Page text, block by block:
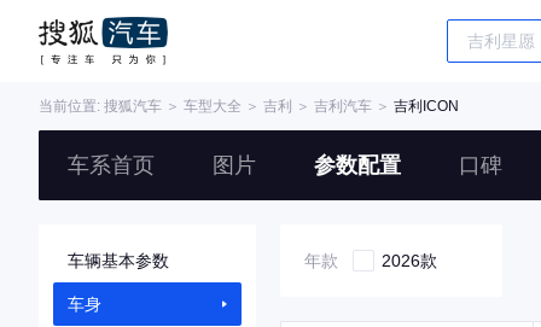
当前位置: 搜狐汽车 ＞ 车型大全 ＞ 吉利 ＞ 吉利汽车 ＞ 吉利ICON
车系首页 图片 参数配置 口碑
车辆基本参数
车身
年款 2026款